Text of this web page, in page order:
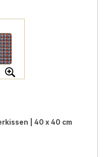
| 40 x 40 cm